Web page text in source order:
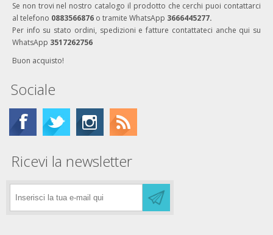
Se non trovi nel nostro catalogo il prodotto che cerchi puoi contattarci
al telefono 0883566876 o tramite WhatsApp 3666445277.
Per info su stato ordini, spedizioni e fatture contattateci anche qui su
WhatsApp 3517262756
Buon acquisto!
Sociale
Ricevi la newsletter